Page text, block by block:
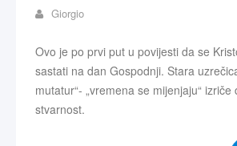
Giorgio
Ovo je po prvi put u povijesti da se
sastati na dan Gospodnji. Stara
mutatur“- „vremena se mijenjaju“ izriče
stvarnost.